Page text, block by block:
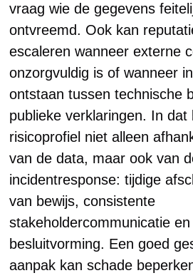
vraag wie de gegevens
ontvreemd. Ook kan
escaleren wanneer externe
onzorgvuldig is of wanneer
ontstaan tussen technische
publieke verklaringen. In dat
risicoprofiel niet alleen
van de data, maar ook van
incidentresponse: tijdige
van bewijs, consistente
stakeholdercommunicatie
besluitvorming. Een goed
aanpak kan schade